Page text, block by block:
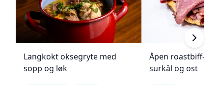
Langkokt oksegryte med
sopp og løk
Åpen roastbiff-
surkål og ost